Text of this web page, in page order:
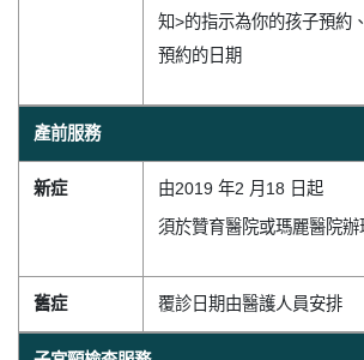
知>的指示為你的孩子預約
預約的日期
產前服務
新症 由2019 年2 月18 日起
須於贊育醫院或瑪麗醫院
舊症 覆診日期由醫護人員安排